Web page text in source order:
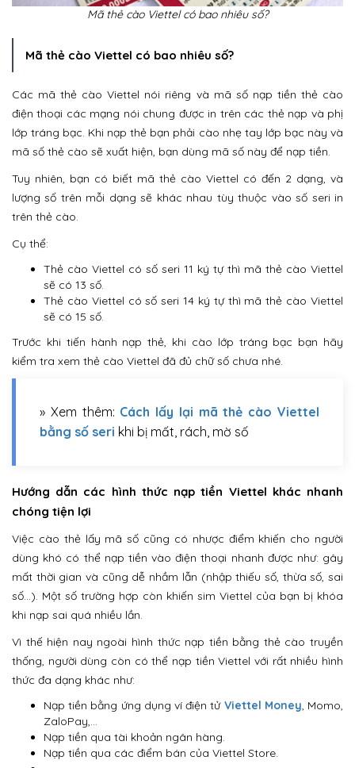
Mã thẻ cào Viettel có bao nhiêu số?
Mã thẻ cào Viettel có bao nhiêu số?
Các mã thẻ cào Viettel nói riêng và mã số nạp tiền thẻ cào
điện thoại các mạng nói chung được in trên các thẻ nạp và phị
lớp tráng bạc. Khi nạp thẻ bạn phải cào nhẹ tay lớp bạc này và
mã số thẻ cào sẽ xuất hiện, bạn dùng mã số này để nạp tiền.
Tuy nhiên, bạn có biết mã thẻ cào Viettel có đến 2 dạng, và
lượng số trên mỗi dạng sẽ khác nhau tùy thuộc vào số seri in
trên thẻ cào.
Cụ thể:
Thẻ cào Viettel có số seri 11 ký tự thì mã thẻ cào Viettel
sẽ có 13 số.
Thẻ cào Viettel có số seri 14 ký tự thì mã thẻ cào Viettel
sẽ có 15 số.
Trước khi tiến hành nạp thẻ, khi cào lớp tráng bạc bạn hãy
kiểm tra xem thẻ cào Viettel đã đủ chữ số chưa nhé.
» Xem thêm: Cách lấy lại mã thẻ cào Viettel
bằng số seri khi bị mất, rách, mờ số
Hướng dẫn các hình thức nạp tiền Viettel khác nhanh
chóng tiện lợi
Việc cào thẻ lấy mã số cũng có nhược điểm khiến cho người
dùng khó có thể nạp tiền vào điện thoại nhanh được như: gây
mất thời gian và cũng dễ nhầm lẫn (nhập thiếu số, thừa số, sai
số…). Một số trường hợp còn khiến sim Viettel của bạn bị khóa
khi nạp sai quá nhiều lần.
Vì thế hiện nay ngoài hình thức nạp tiền bằng thẻ cào truyền
thống, người dùng còn có thể nạp tiền Viettel với rất nhiều hình
thức đa dạng khác như:
Nạp tiền bằng ứng dụng ví điện tử Viettel Money, Momo,
ZaloPay,…
Nạp tiền qua tài khoản ngân hàng.
Nạp tiền qua các điểm bán của Viettel Store.